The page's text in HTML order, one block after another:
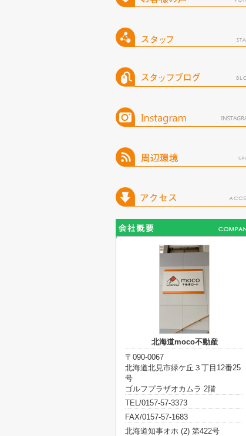
北海道moco不動産
〒090-0067
北海道北見市緑ケ丘３丁目12番25
号
ゴルフプラザオカムラ 2階
TEL/0157-57-3373
FAX/0157-57-1683
北海道知事オホ (2) 第422号